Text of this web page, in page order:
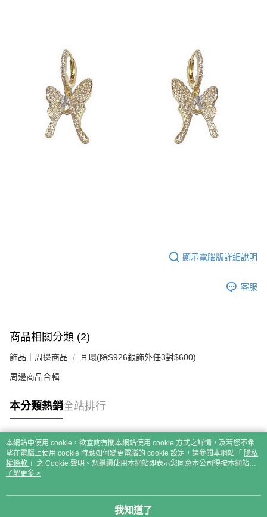
顯示電腦版詳細說明
客服
商品相關分類 (2)
飾品｜周邊商品 耳環(除S926銀飾外任3對$600)
周邊商品合輯
本分類熱銷全站排行
熱門標籤
本網站中使用 cookie，欲查詢有關本網站使用 cookie 方式之詳情，及若您不希
望在電腦上使用 cookie 時應如何變更電腦的 cookie 設定，請參閱本網站「 隱私
權條款 」之 Cookie 聲明。您繼續使用本網站即表示您同意本公司得按本網站使
用條款之 Cookie 聲明使用 cookie。
了解更多 >
我知道了